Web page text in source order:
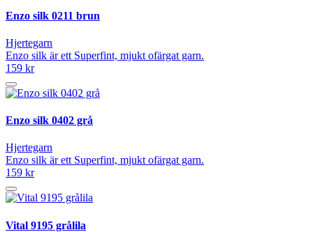
Enzo silk 0211 brun
Hjertegarn
Enzo silk är ett Superfint, mjukt ofärgat garn.
159 kr
Enzo silk 0402 grå
Hjertegarn
Enzo silk är ett Superfint, mjukt ofärgat garn.
159 kr
Vital 9195 grålila